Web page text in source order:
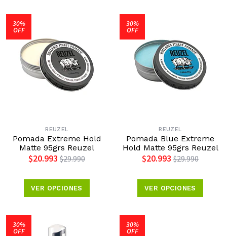
30%
OFF
REUZEL
Pomada Extreme Hold
Matte 95grs Reuzel
$20.993 $29.990
VER OPCIONES
30%
OFF
REUZEL
Pomada Blue Extreme
Hold Matte 95grs Reuzel
$20.993 $29.990
VER OPCIONES
30%
OFF
30%
OFF